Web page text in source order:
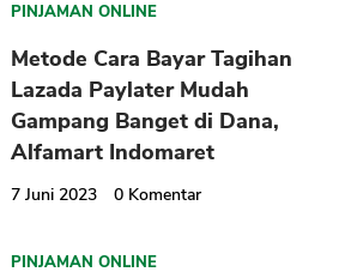
PINJAMAN ONLINE
Metode Cara Bayar Tagihan
Lazada Paylater Mudah
Gampang Banget di Dana,
Alfamart Indomaret
7 Juni 2023 0 Komentar
PINJAMAN ONLINE